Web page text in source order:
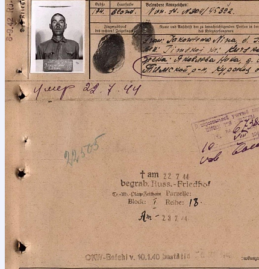
Ваш
ФИО
Дата
Я